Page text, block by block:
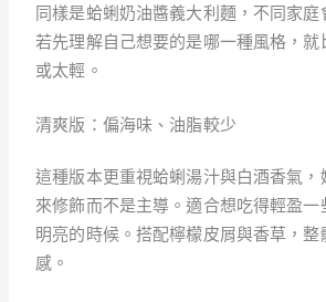
同樣是蛤蜊奶油醬義大利麵，不同家庭
若先理解自己想要的是哪一種風格，就
或太輕。
清爽版：偏海味、油脂較少
這種版本更重視蛤蜊湯汁與白酒香氣，
來修飾而不是主導。適合想吃得輕盈一
明亮的時候。搭配檸檬皮屑與香草，
感。